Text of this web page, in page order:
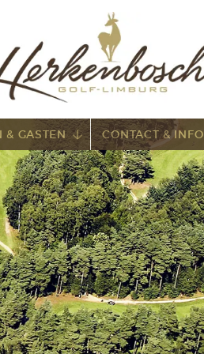
& GASTEN CONTACT & INFO